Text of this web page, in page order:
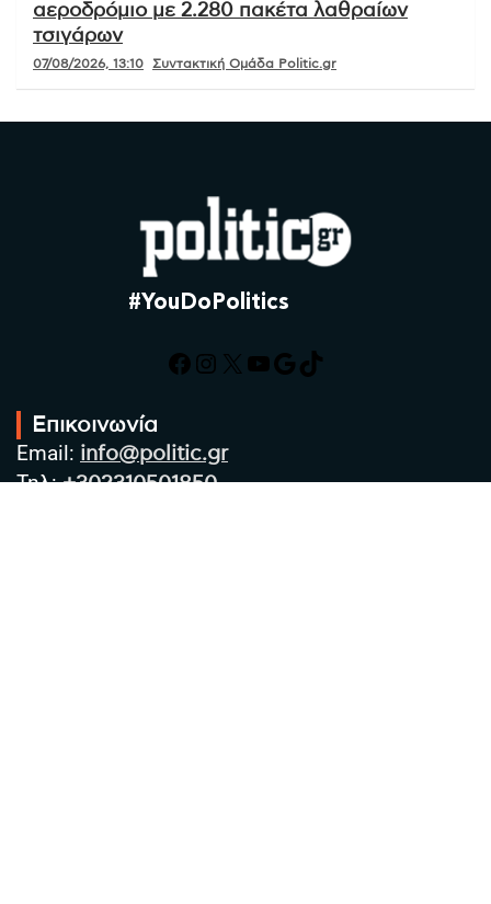
αεροδρόμιο με 2.280 πακέτα λαθραίων
τσιγάρων
07/08/2026, 13:10 Συντακτική Ομάδα Politic.gr
#YouDoPolitics
Facebook
Instagram
X YouTube
Google
TikTok
Επικοινωνία
Email: info@politic.gr
Τηλ:+302310501850